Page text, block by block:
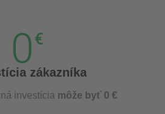
zákazníka
investícia môže byť 0 €